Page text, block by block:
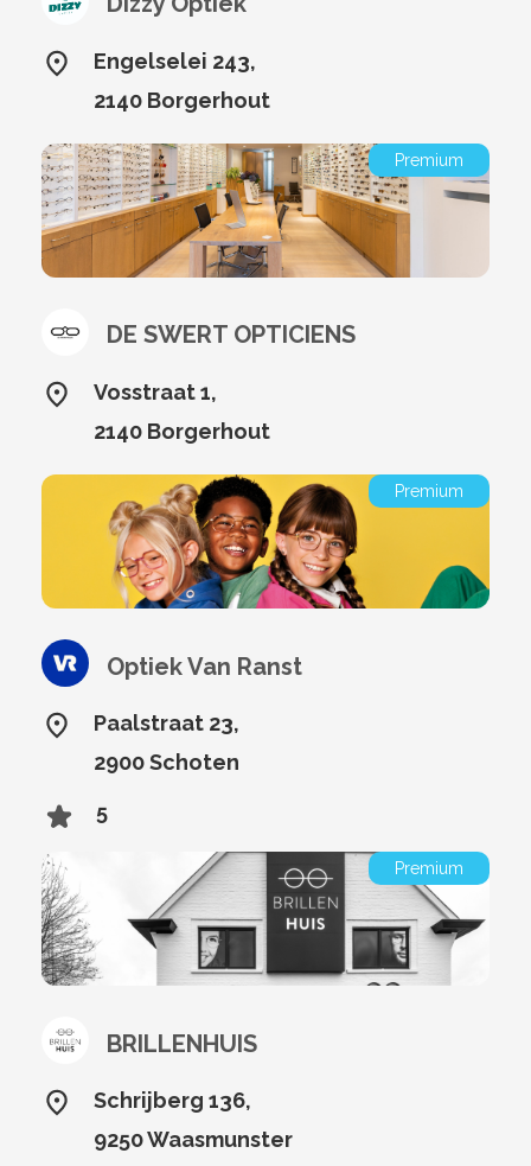
Engelselei 243,
2140 Borgerhout
Premium
DE SWERT OPTICIENS
Vosstraat 1,
2140 Borgerhout
Premium
Optiek Van Ranst
Paalstraat 23,
2900 Schoten
5
Premium
BRILLENHUIS
Schrijberg 136,
9250 Waasmunster